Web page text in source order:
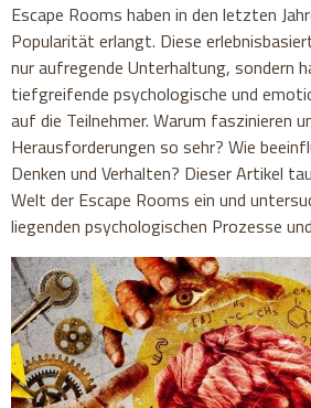
Escape Rooms haben in den letzten
Popularität erlangt. Diese
nur aufregende Unterhaltung, sondern
tiefgreifende psychologische und
auf die Teilnehmer. Warum faszinieren
Herausforderungen so sehr? Wie
Denken und Verhalten? Dieser Artikel
Welt der Escape Rooms ein und
liegenden psychologischen Prozesse